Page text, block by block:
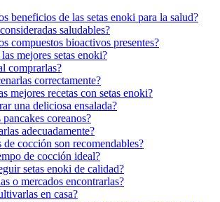
beneficios de las setas enoki para la salud?
saludables?
compuestos bioactivos presentes?
mejores setas enoki?
comprarlas?
correctamente?
mejores recetas con setas enoki?
una deliciosa ensalada?
coreanos?
adecuadamente?
de cocción son recomendables?
de cocción ideal?
setas enoki de calidad?
o mercados encontrarlas?
en casa?